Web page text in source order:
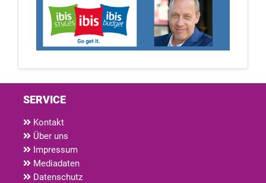
SERVICE
Kontakt
Über uns
Impressum
Mediadaten
Datenschutz